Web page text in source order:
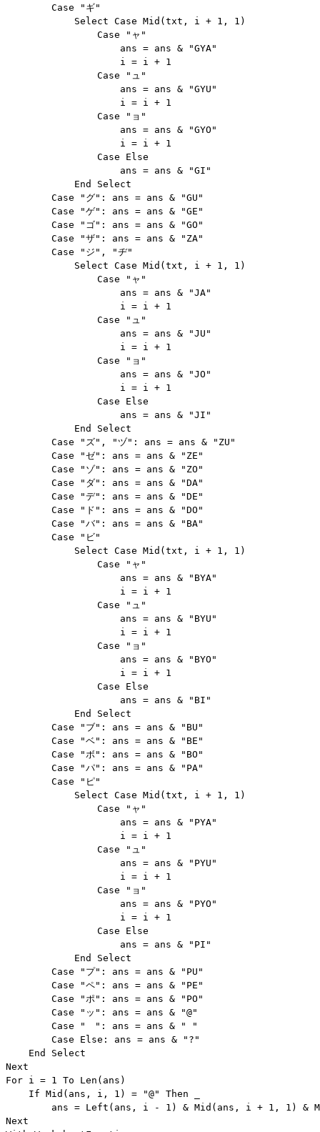
        Case "ギ"
            Select Case Mid(txt, i + 1, 1)
                Case "ャ"
                    ans = ans & "GYA"
                    i = i + 1
                Case "ュ"
                    ans = ans & "GYU"
                    i = i + 1
                Case "ョ"
                    ans = ans & "GYO"
                    i = i + 1
                Case Else
                    ans = ans & "GI"
            End Select
        Case "グ": ans = ans & "GU"
        Case "ゲ": ans = ans & "GE"
        Case "ゴ": ans = ans & "GO"
        Case "ザ": ans = ans & "ZA"
        Case "ジ", "ヂ"
            Select Case Mid(txt, i + 1, 1)
                Case "ャ"
                    ans = ans & "JA"
                    i = i + 1
                Case "ュ"
                    ans = ans & "JU"
                    i = i + 1
                Case "ョ"
                    ans = ans & "JO"
                    i = i + 1
                Case Else
                    ans = ans & "JI"
            End Select
        Case "ズ", "ヅ": ans = ans & "ZU"
        Case "ゼ": ans = ans & "ZE"
        Case "ゾ": ans = ans & "ZO"
        Case "ダ": ans = ans & "DA"
        Case "デ": ans = ans & "DE"
        Case "ド": ans = ans & "DO"
        Case "バ": ans = ans & "BA"
        Case "ビ"
            Select Case Mid(txt, i + 1, 1)
                Case "ャ"
                    ans = ans & "BYA"
                    i = i + 1
                Case "ュ"
                    ans = ans & "BYU"
                    i = i + 1
                Case "ョ"
                    ans = ans & "BYO"
                    i = i + 1
                Case Else
                    ans = ans & "BI"
            End Select
        Case "ブ": ans = ans & "BU"
        Case "ベ": ans = ans & "BE"
        Case "ボ": ans = ans & "BO"
        Case "パ": ans = ans & "PA"
        Case "ピ"
            Select Case Mid(txt, i + 1, 1)
                Case "ャ"
                    ans = ans & "PYA"
                    i = i + 1
                Case "ュ"
                    ans = ans & "PYU"
                    i = i + 1
                Case "ョ"
                    ans = ans & "PYO"
                    i = i + 1
                Case Else
                    ans = ans & "PI"
            End Select
        Case "プ": ans = ans & "PU"
        Case "ペ": ans = ans & "PE"
        Case "ポ": ans = ans & "PO"
        Case "ッ": ans = ans & "@"
        Case "　": ans = ans & " "
        Case Else: ans = ans & "?"
    End Select
Next
For i = 1 To Len(ans)
    If Mid(ans, i, 1) = "@" Then _
ans = Left(ans, i - 1) & Mid(ans, i + 1, 1) &
Next